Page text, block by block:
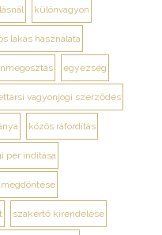
különvagyon
lakás használata
egyezség
vagyonjogi szerződés
közös ráfordítás
per indítása
szakértő kirendelése